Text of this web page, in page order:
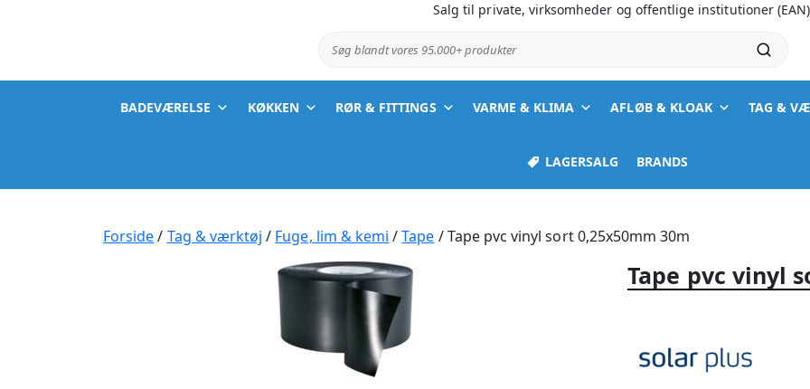
Salg til private, virksomheder og offentlige institutioner (EAN)
Søg blandt vores 95.000+ produkter
BADEVÆRELSE KØKKEN RØR & FITTINGS VARME & KLIMA AFLØB & KLOAK TAG &
LAGERSALG BRANDS
Forside/ Tag & værktøj / Fuge, lim & kemi /Tape / Tape pvc vinyl sort 0,25x50mm 30m
Tape pvc vinyl